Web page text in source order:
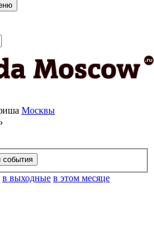
Москвы
в выходные в этом месяце